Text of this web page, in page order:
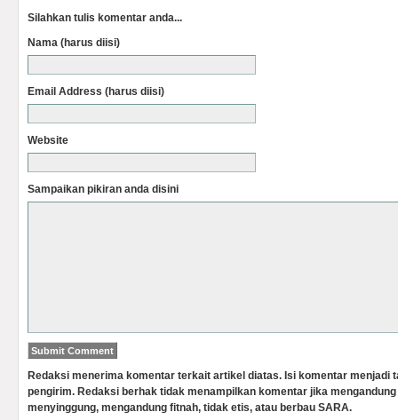
Silahkan tulis komentar anda...
Nama (harus diisi)
Email Address (harus diisi)
Website
Sampaikan pikiran anda disini
Redaksi menerima komentar terkait artikel diatas. Isi komentar menjadi
pengirim. Redaksi berhak tidak menampilkan komentar jika
menyinggung, mengandung fitnah, tidak etis, atau berbau SARA.